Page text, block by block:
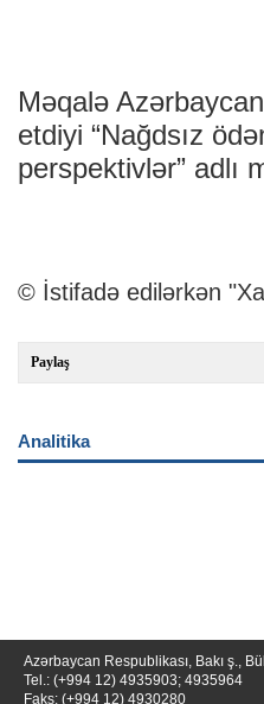
Məqalə
etdiyi “Nağdsız
perspektivlər” adlı
© İstifadə edilərkən
Paylaş
Analitika
Azərbaycan Respublikası, Bakı ş.,
Tel.: (+994 12) 4935903; 4935964
Faks: (+994 12) 4930280